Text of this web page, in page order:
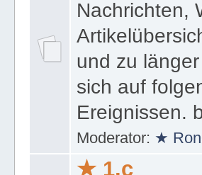
★ Dieses
Nachrichten,
und zu
sich auf
Ereignissen.
Moderator: